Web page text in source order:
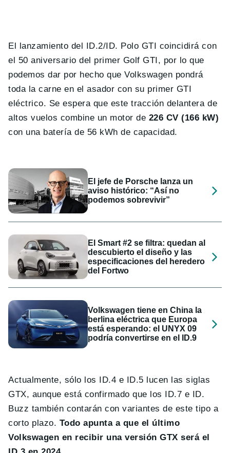
El lanzamiento del ID.2/ID. Polo GTI coincidirá con
el 50 aniversario del primer Golf GTI, por lo que
podemos dar por hecho que Volkswagen pondrá
toda la carne en el asador con su primer GTI
eléctrico. Se espera que este tracción delantera de
altos vuelos combine un motor de 226 CV (166 kW)
con una batería de 56 kWh de capacidad.
El jefe de Porsche lanza un
aviso histórico: “Así no
podemos sobrevivir”
El Smart #2 se filtra: quedan al
descubierto el diseño y las
especificaciones del heredero
del Fortwo
Volkswagen tiene en China la
berlina eléctrica que Europa
está esperando: el UNYX 09
podría convertirse en el ID.9
Actualmente, sólo los ID.4 e ID.5 lucen las siglas
GTX, aunque está confirmado que los ID.7 e ID.
Buzz también contarán con variantes de este tipo a
corto plazo. Todo apunta a que el último
Volkswagen en recibir una versión GTX será el